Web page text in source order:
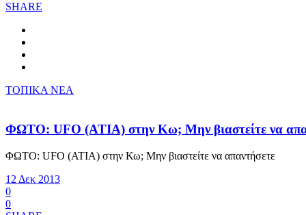
SHARE
ΤΟΠΙΚΑ ΝΕΑ
ΦΩΤΟ: UFO (ATIA) στην Κω; Mην βιαστείτε να
ΦΩΤΟ: UFO (ATIA) στην Κω; Mην βιαστείτε να απαντήσετε
12 Δεκ 2013
0
0